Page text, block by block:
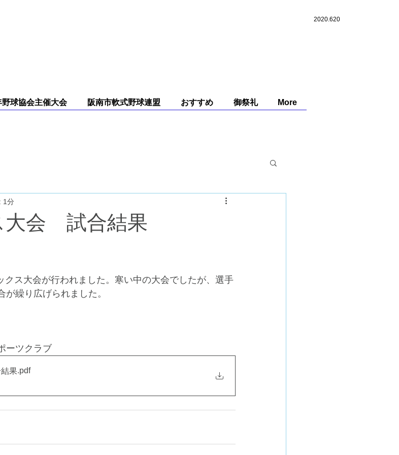
2020.620
野球協会主催大会 阪南市軟式野球連盟 おすすめ 御祭礼 More
大会 試合結果
1分
クス大会が行われました。寒い中の大会でしたが、選手
繰り広げられました。
ーツクラブ
果.pdf